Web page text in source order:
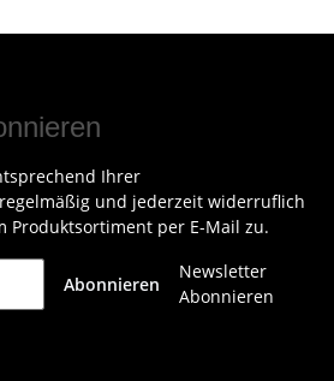
Ihrer
regelmäßig und jederzeit widerruflich
Produktsortiment per E-Mail zu.
Abonnieren
Newsletter
Abonnieren